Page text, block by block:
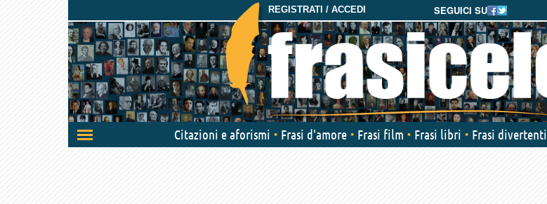
SEGUICI SU
REGISTRATI / ACCEDI
Attiva/disattiva
navigazione
Citazioni e aforismi Frasi d'amore Frasi film Frasi libri Frasi divertenti